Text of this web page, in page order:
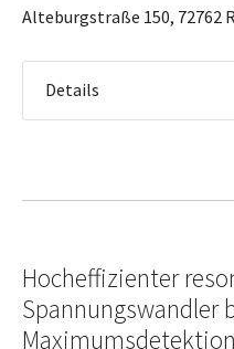
Alteburgstraße 150, 72762
Details
Hocheffizienter
Spannungswandler